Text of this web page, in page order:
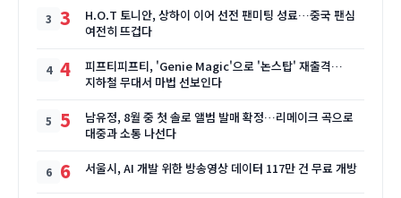
3
H.O.T 토니안, 상하이 이어 선전 팬미팅 성료…중국 팬심
여전히 뜨겁다
4
피프티피프티, 'Genie Magic'으로 '논스탑' 재출격…
지하철 무대서 마법 선보인다
5
남유정, 8월 중 첫 솔로 앨범 발매 확정…리메이크 곡으로
대중과 소통 나선다
6 서울시, AI 개발 위한 방송영상 데이터 117만 건 무료 개방